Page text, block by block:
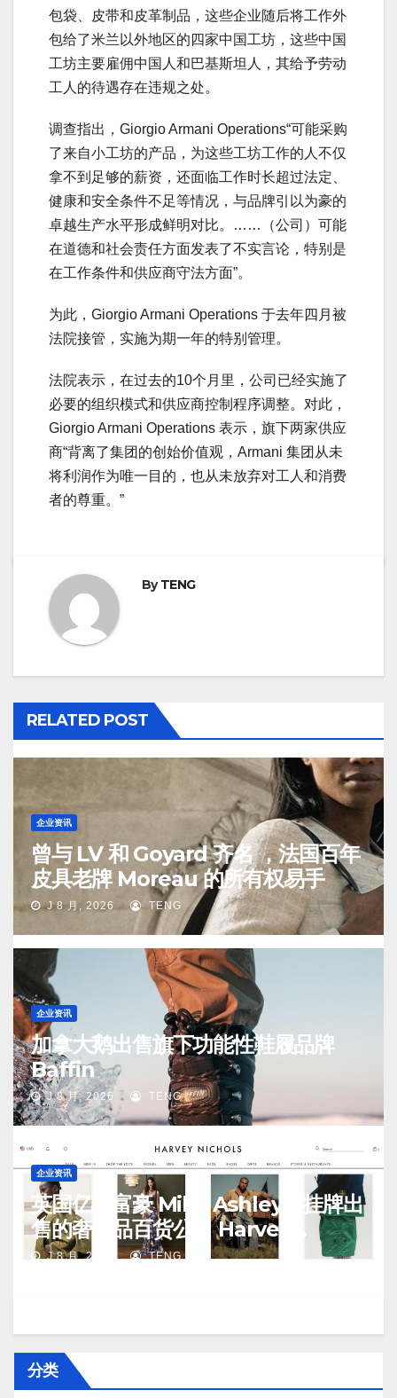
包袋、皮带和皮革制品，这些企业随后将工作外
包给了米兰以外地区的四家中国工坊，这些中国
工坊主要雇佣中国人和巴基斯坦人，其给予劳动
工人的待遇存在违规之处。
调查指出，Giorgio Armani Operations“可能采购
了来自小工坊的产品，为这些工坊工作的人不仅
拿不到足够的薪资，还面临工作时长超过法定、
健康和安全条件不足等情况，与品牌引以为豪的
卓越生产水平形成鲜明对比。……（公司）可能
在道德和社会责任方面发表了不实言论，特别是
在工作条件和供应商守法方面”。
为此，Giorgio Armani Operations 于去年四月被
法院接管，实施为期一年的特别管理。
法院表示，在过去的10个月里，公司已经实施了
必要的组织模式和供应商控制程序调整。对此，
Giorgio Armani Operations 表示，旗下两家供应
商“背离了集团的创始价值观，Armani 集团从未
将利润作为唯一目的，也从未放弃对工人和消费
者的尊重。”
ByTENG
RELATED POST
企业资讯
曾与 LV 和 Goyard 齐名 ，法国百年
皮具老牌 Moreau 的所有权易手
J 8 月, 2026 TENG
企业资讯
加拿大鹅出售旗下功能性鞋履品牌
Baffin
J 8 月, 2026 TENG
企业资讯
英国亿万富豪 Mike Ashley：挂牌出
售的奢侈品百货公司 Harvey
Nichols 正陷入“死亡螺旋”
J 8 月, 2026 TENG
分类